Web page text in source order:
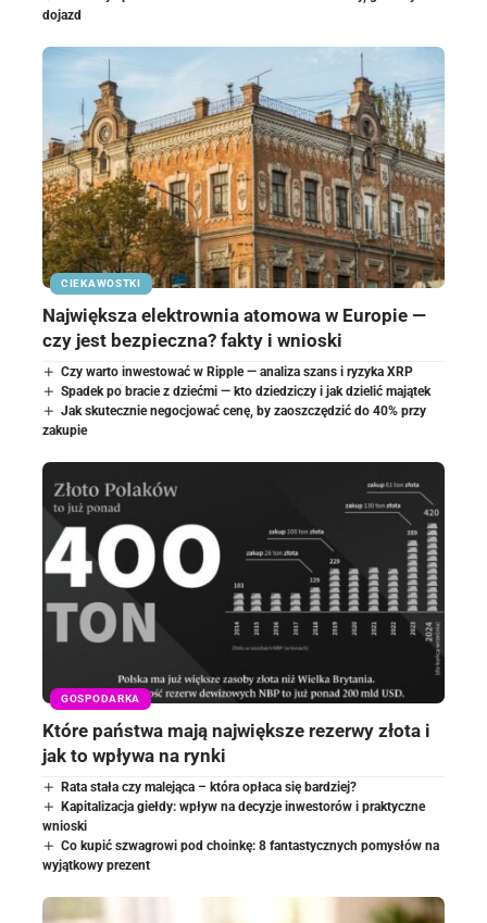
dojazd
CIEKAWOSTKI
Największa elektrownia atomowa w Europie —
czy jest bezpieczna? fakty i wnioski
Czy warto inwestować w Ripple — analiza szans i ryzyka XRP
Spadek po bracie z dziećmi — kto dziedziczy i jak dzielić majątek
Jak skutecznie negocjować cenę, by zaoszczędzić do 40% przy
zakupie
GOSPODARKA
Które państwa mają największe rezerwy złota i
jak to wpływa na rynki
Rata stała czy malejąca – która opłaca się bardziej?
Kapitalizacja giełdy: wpływ na decyzje inwestorów i praktyczne
wnioski
Co kupić szwagrowi pod choinkę: 8 fantastycznych pomysłów na
wyjątkowy prezent